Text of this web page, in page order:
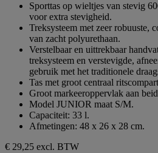
sterren.
Sporttas op wieltjes van stevig
voor extra stevigheid.
Treksysteem met zeer robuuste,
van zacht polyurethaan.
Verstelbaar en uittrekbaar
treksysteem en verstevigde,
gebruik met het traditionele
Tas met groot centraal
Groot markeeroppervlak aan
Model JUNIOR maat S/M.
Capaciteit: 33 l.
Afmetingen: 48 x 26 x 28 cm.
€ 29,25 excl. BTW